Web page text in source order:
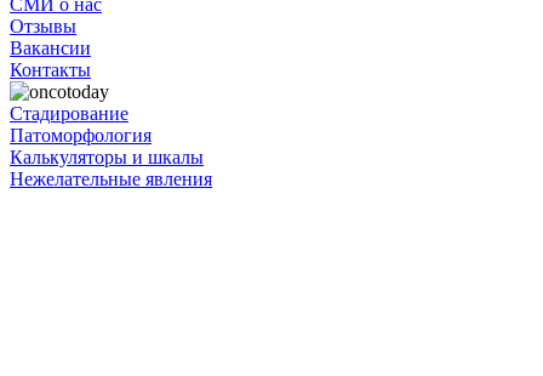
СМИ о нас
Отзывы
Вакансии
Контакты
Стадирование
Патоморфология
Калькуляторы и шкалы
Нежелательные явления